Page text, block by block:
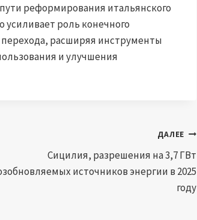
реформирования итальянского
роль конечного
перехода, расширяя инструменты
и улучшения
ДАЛЕЕ
Сицилия, разрешения на 3,7 ГВт
источников энергии в 2025
году